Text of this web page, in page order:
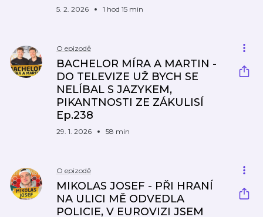
5. 2. 2026 1 hod 15 min
O epizodě
BACHELOR MÍRA A MARTIN -
DO TELEVIZE UŽ BYCH SE
NELÍBAL S JAZYKEM,
PIKANTNOSTI ZE ZÁKULISÍ
Ep.238
29. 1. 2026 58 min
O epizodě
MIKOLAS JOSEF - PŘI HRANÍ
NA ULICI MĚ ODVEDLA
POLICIE, V EUROVIZI JSEM